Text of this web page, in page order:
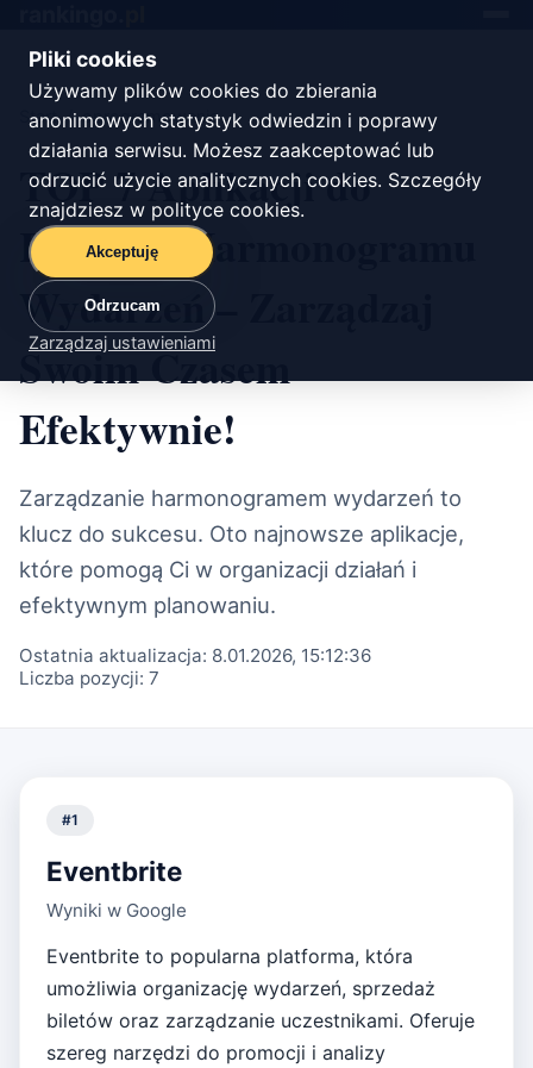
Pliki cookies
Używamy plików cookies do zbierania
anonimowych statystyk odwiedzin i poprawy
działania serwisu. Możesz zaakceptować lub
odrzucić użycie analitycznych cookies. Szczegóły
znajdziesz w polityce cookies.
Akceptuję
Odrzucam
Zarządzaj ustawieniami
Start/oprogramowanie
TOP 7 Aplikacji do
Kontroli Harmonogramu
Wydarzeń – Zarządzaj
Swoim Czasem
Efektywnie!
Zarządzanie harmonogramem wydarzeń to
klucz do sukcesu. Oto najnowsze aplikacje,
które pomogą Ci w organizacji działań i
efektywnym planowaniu.
Ostatnia aktualizacja: 8.01.2026, 15:12:36
Liczba pozycji: 7
#1
Eventbrite
Wyniki w Google
Eventbrite to popularna platforma, która
umożliwia organizację wydarzeń, sprzedaż
biletów oraz zarządzanie uczestnikami. Oferuje
szereg narzędzi do promocji i analizy